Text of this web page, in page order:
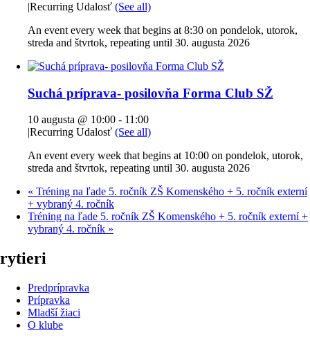
|Recurring Udalosť (See all)
An event every week that begins at 8:30 on pondelok, utorok,
streda and štvrtok, repeating until 30. augusta 2026
Suchá príprava- posilovňa Forma Club SŽ
10 augusta @ 10:00 - 11:00
Recurring Udalosť (See all)
An event every week that begins at 10:00 on pondelok, utorok,
streda and štvrtok, repeating until 30. augusta 2026
« Tréning na ľade 5. ročník ZŠ Komenského + 5. ročník externí
+ vybraný 4. ročník
Tréning na ľade 5. ročník ZŠ Komenského + 5. ročník externí +
vybraný 4. ročník »
rytieri
Predprípravka
Prípravka
Mladší žiaci
O klube